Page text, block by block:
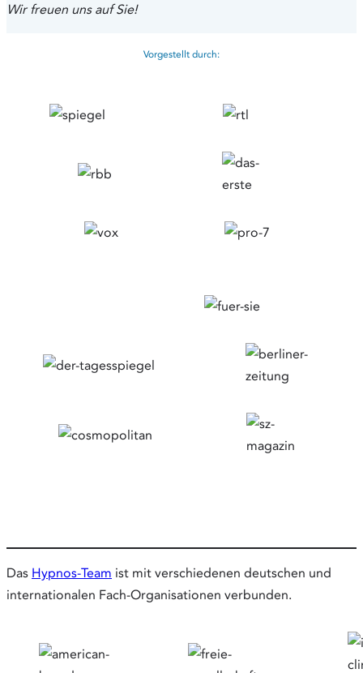
Wir freuen uns auf Sie!
Vorgestellt durch:
Das Hypnos-Team ist mit verschiedenen deutschen und
internationalen Fach-Organisationen verbunden.